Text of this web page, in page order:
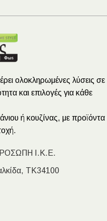
ολοκληρωμένες λύσεις σε
και επιλογές για κάθε
ή κουζίνας, με προϊόντα
Ι.Κ.Ε.
ΤΚ34100